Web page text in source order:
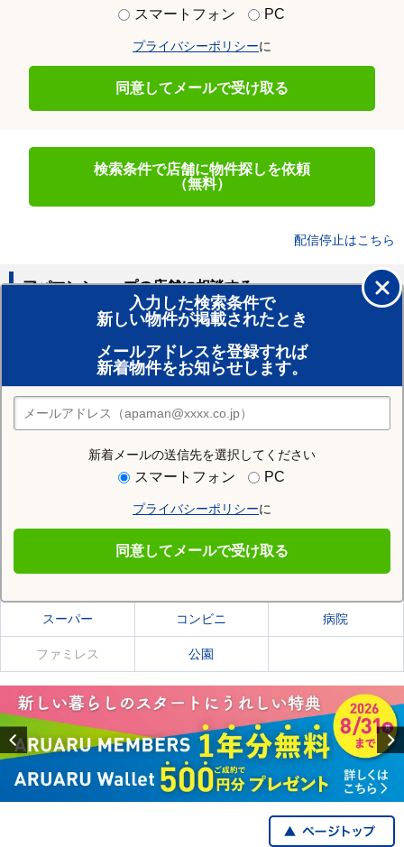
スマートフォン PC
プライバシーポリシーに
同意してメールで受け取る
検索条件で店舗に物件探しを依頼
（無料）
配信停止はこちら
入力した検索条件で
新しい物件が掲載されたとき
メールアドレスを登録すれば
新着物件をお知らせします。
新着メールの送信先を選択してください
スマートフォン PC
プライバシーポリシーに
同意してメールで受け取る
アパマンショップの店舗に相談する
賃貸のプロがお部屋探し！
おまかせ物件リクエスト
住みたい街の店舗を探す
店舗検索
住む街研究所で米子駅の情報を見る
米子駅の施設一覧
スーパー コンビニ 病院
ファミレス 公園
Previous